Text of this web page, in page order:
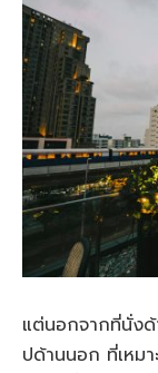
แต่นอกจากที่นั่ง
ปด้านนอก ที่เหม